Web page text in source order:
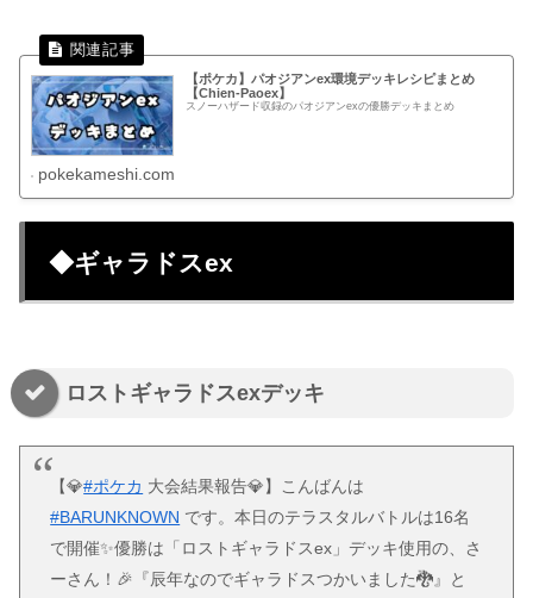
【ポケカ】パオジアンex環境デッキレシピまとめ
【Chien-Paoex】
スノーハザード収録のパオジアンexの優勝デッキまとめ
pokekameshi.com
◆ギャラドスex
ロストギャラドスexデッキ
【💎#ポケカ 大会結果報告💎】こんばんは
#BARUNKNOWN です。本日のテラスタルバトルは16名
で開催✨️優勝は「ロストギャラドスex」デッキ使用の、さ
ーさん！🎉『辰年なのでギャラドスつかいました🐉』と